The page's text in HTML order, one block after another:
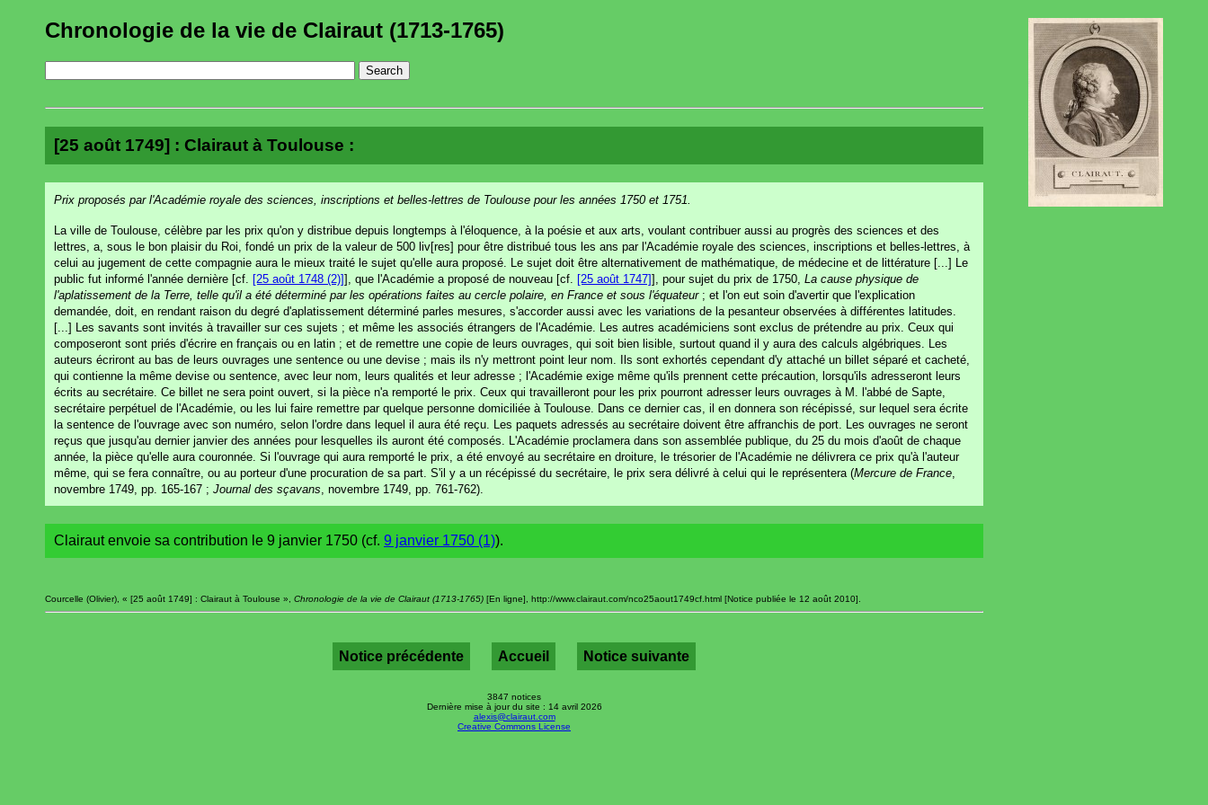
Chronologie de la vie de Clairaut (1713-1765)
[25 août 1749] : Clairaut à Toulouse :
Prix proposés par l'Académie royale des sciences, inscriptions et belles-lettres de Toulouse pour les années 1750 et 1751.
La ville de Toulouse, célèbre par les prix qu'on y distribue depuis longtemps à l'éloquence, à la poésie et aux arts, voulant contribuer aussi au progrès des sciences et des
lettres, a, sous le bon plaisir du Roi, fondé un prix de la valeur de 500 liv[res] pour être distribué tous les ans par l'Académie royale des sciences, inscriptions et belles-lettres, à
celui au jugement de cette compagnie aura le mieux traité le sujet qu'elle aura proposé. Le sujet doit être alternativement de mathématique, de médecine et de littérature [...] Le
public fut informé l'année dernière [cf.
[25 août 1748 (2)]], que l'Académie a proposé de nouveau [cf. [25 août 1747]], pour sujet du prix de 1750, La cause physique de
l'aplatissement de la Terre, telle qu'il a été déterminé par les opérations faites au cercle polaire, en France et sous l'équateur; et l'on eut soin d'avertir que l'explication
demandée, doit, en rendant raison du degré d'aplatissement déterminé parles mesures, s'accorder aussi avec les variations de la pesanteur observées à différentes latitudes.
[...] Les savants sont invités à travailler sur ces sujets ; et même les associés étrangers de l'Académie. Les autres académiciens sont exclus de prétendre au prix. Ceux qui
composeront sont priés d'écrire en français ou en latin ; et de remettre une copie de leurs ouvrages, qui soit bien lisible, surtout quand il y aura des calculs algébriques. Les
auteurs écriront au bas de leurs ouvrages une sentence ou une devise ; mais ils n'y mettront point leur nom. Ils sont exhortés cependant d'y attaché un billet séparé et cacheté,
qui contienne la même devise ou sentence, avec leur nom, leurs qualités et leur adresse ; l'Académie exige même qu'ils prennent cette précaution, lorsqu'ils adresseront leurs
écrits au secrétaire. Ce billet ne sera point ouvert, si la pièce n'a remporté le prix. Ceux qui travailleront pour les prix pourront adresser leurs ouvrages à M. l'abbé de Sapte,
secrétaire perpétuel de l'Académie, ou les lui faire remettre par quelque personne domiciliée à Toulouse. Dans ce dernier cas, il en donnera son récépissé, sur lequel sera écrite
la sentence de l'ouvrage avec son numéro, selon l'ordre dans lequel il aura été reçu. Les paquets adressés au secrétaire doivent être affranchis de port. Les ouvrages ne seront
reçus que jusqu'au dernier janvier des années pour lesquelles ils auront été composés. L'Académie proclamera dans son assemblée publique, du 25 du mois d'août de chaque
année, la pièce qu'elle aura couronnée. Si l'ouvrage qui aura remporté le prix, a été envoyé au secrétaire en droiture, le trésorier de l'Académie ne délivrera ce prix qu'à l'auteur
même, qui se fera connaître, ou au porteur d'une procuration de sa part. S'il y a un récépissé du secrétaire, le prix sera délivré à celui qui le représentera (Mercure de France
novembre 1749, pp. 165-167 ; Journal des sçavans , novembre 1749, pp. 761-762).
Clairaut envoie sa contribution le 9 janvier 1750 (cf. 9 janvier 1750 (1)).
Courcelle (Olivier), « [25 août 1749] : Clairaut à Toulouse », Chronologie de la vie de Clairaut (1713-1765) [En ligne], http://www.clairaut.com/nco25aout1749cf.html [Notice publiée le 12 août 2010].
Notice précédente Accueil Notice suivante
3847 notices
Dernière mise à jour du site : 14 avril 2026
alexis@clairaut.com
Creative Commons License